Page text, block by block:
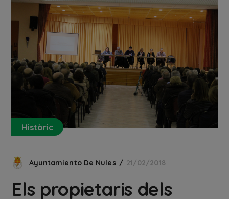
Històric
Ayuntamiento De Nules 21/02/2018
Els propietaris dels